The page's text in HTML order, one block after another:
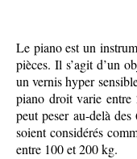
Le piano est un
pièces. Il s’agit d’un
un vernis hyper
piano droit varie
peut peser au-delà
soient considérés
entre 100 et 200 kg.